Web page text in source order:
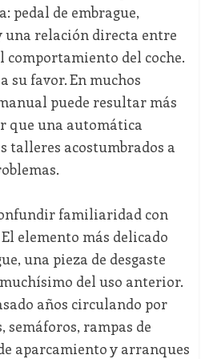
pedal de embrague,
una relación directa entre
comportamiento del coche.
su favor. En muchos
puede resultar más
que una automática
talleres acostumbrados a
familiaridad con
elemento más delicado
una pieza de desgaste
del uso anterior.
años circulando por
semáforos, rampas de
aparcamiento y arranques